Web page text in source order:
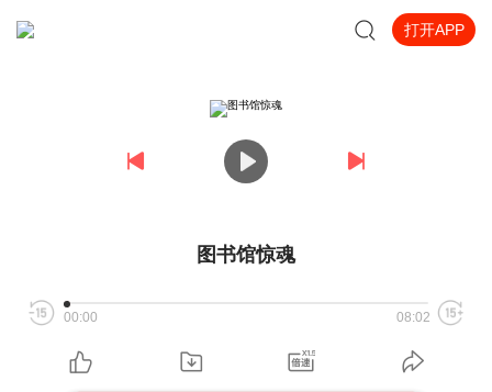
打开APP
图书馆惊魂
00:00 08:02